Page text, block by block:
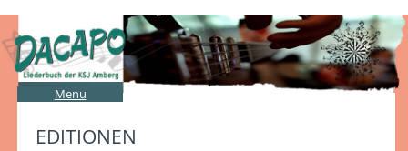
Menu
EDITIONEN